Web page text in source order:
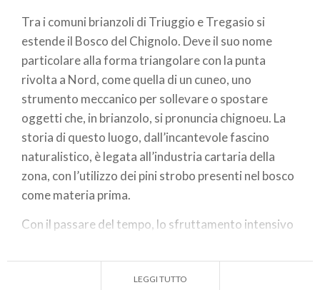
Tra i comuni brianzoli di Triuggio e Tregasio si
estende il Bosco del Chignolo. Deve il suo nome
particolare alla forma triangolare con la punta
rivolta a Nord, come quella di un cuneo, uno
strumento meccanico per sollevare o spostare
oggetti che, in brianzolo, si pronuncia chignoeu. La
storia di questo luogo, dall’incantevole fascino
naturalistico, è legata all’industria cartaria della
zona, con l’utilizzo dei pini strobo presenti nel bosco
come materia prima.
Con il passare del tempo, lo sfruttamento intensivo
esemplari, per questo l’amministrazione comunale
intervenne per preservarne la bellezza. Oggi il
LEGGI TUTTO